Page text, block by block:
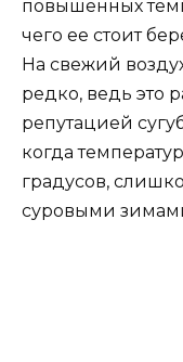
повышенных
чего ее стоит
На свежий
редко, ведь это
репутацией
когда
градусов,
суровыми